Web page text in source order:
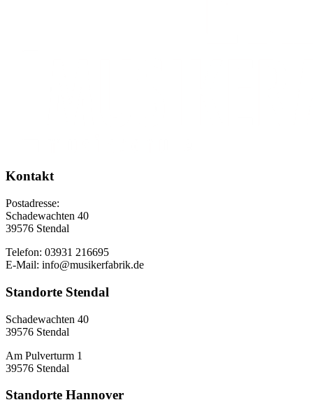
Kontakt
Postadresse:
Schadewachten 40
39576 Stendal
Telefon: 03931 216695
E-Mail: info@musikerfabrik.de
Standorte Stendal
Schadewachten 40
39576 Stendal
Am Pulverturm 1
39576 Stendal
Standorte Hannover